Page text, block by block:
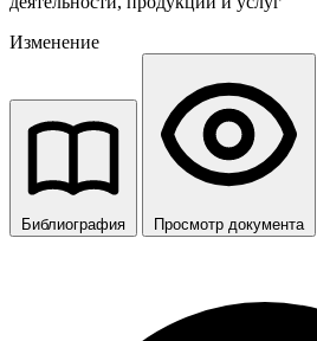
Изменение
Библиография Просмотр документа